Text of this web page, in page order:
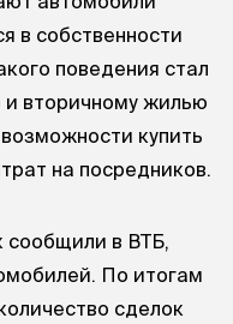
в собственности
поведения стал
вторичному жилью
купить
на посредников.
сообщили в ВТБ,
По итогам
сделок